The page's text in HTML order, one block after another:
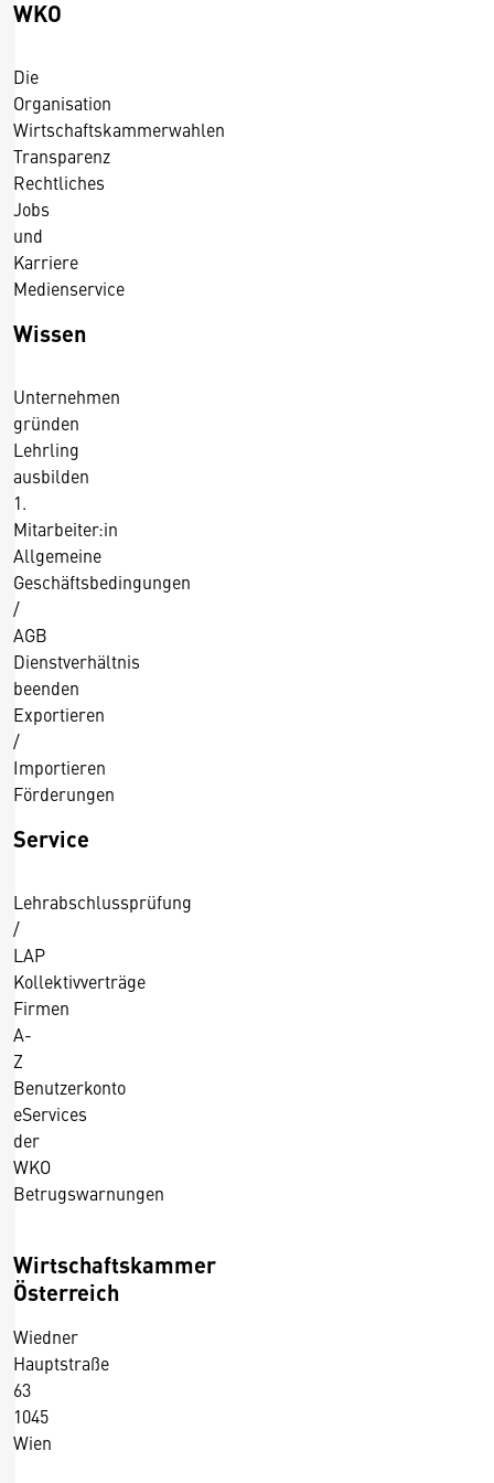
i
h
/
2
2
.
2
.
2
0
1
WKO
Die
Organisation
Wirtschaftskammerwahlen
Transparenz
Rechtliches
Jobs
und
Karriere
Medienservice
Wissen
Unternehmen
gründen
Lehrling
ausbilden
1.
Mitarbeiter:in
Allgemeine
Geschäftsbedingungen
/
AGB
Dienstverhältnis
beenden
Exportieren
/
Importieren
Förderungen
Service
Lehrabschlussprüfung
/
LAP
Kollektivverträge
Firmen
A-
Z
Benutzerkonto
eServices
der
WKO
Betrugswarnungen
Wirtschaftskammer
Österreich
Wiedner
Hauptstraße
63
1045
Wien